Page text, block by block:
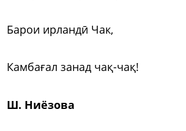
Барои ирландӣ Чак,
Камбағал занад чақ-чақ!
Ш. Ниёзова